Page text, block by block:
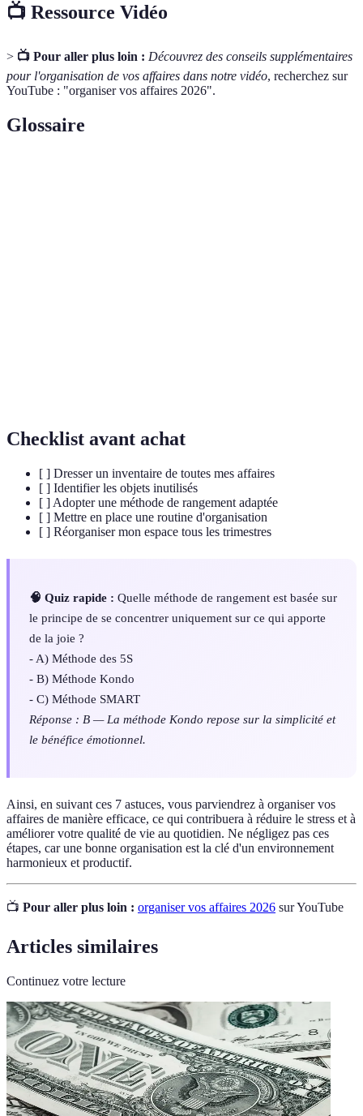
📺 Ressource Vidéo
> 📺 Pour aller plus loin : Découvrez des conseils supplémentaires
pour l'organisation de vos affaires dans notre vidéo, recherchez sur
YouTube : "organiser vos affaires 2026".
Glossaire
Checklist avant achat
[ ] Dresser un inventaire de toutes mes affaires
[ ] Identifier les objets inutilisés
[ ] Adopter une méthode de rangement adaptée
[ ] Mettre en place une routine d'organisation
[ ] Réorganiser mon espace tous les trimestres
🧠 Quiz rapide : Quelle méthode de rangement est basée sur
le principe de se concentrer uniquement sur ce qui apporte
de la joie ?
- A) Méthode des 5S
- B) Méthode Kondo
- C) Méthode SMART
Réponse : B — La méthode Kondo repose sur la simplicité et
le bénéfice émotionnel.
Ainsi, en suivant ces 7 astuces, vous parviendrez à organiser vos
affaires de manière efficace, ce qui contribuera à réduire le stress et à
améliorer votre qualité de vie au quotidien. Ne négligez pas ces
étapes, car une bonne organisation est la clé d'un environnement
harmonieux et productif.
📺 Pour aller plus loin : organiser vos affaires 2026 sur YouTube
Articles similaires
Continuez votre lecture